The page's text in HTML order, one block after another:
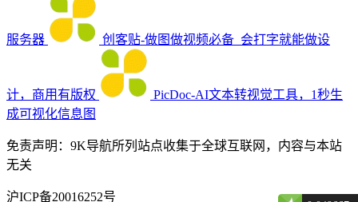
服务器 创客贴-做图做视频必备_会打字就能做设
计，商用有版权
PicDoc-AI文本转视觉工具，1秒生
成可视化信息图
免责声明：9K导航所列站点收集于全球互联网，内容与本站
无关
沪ICP备20016252号